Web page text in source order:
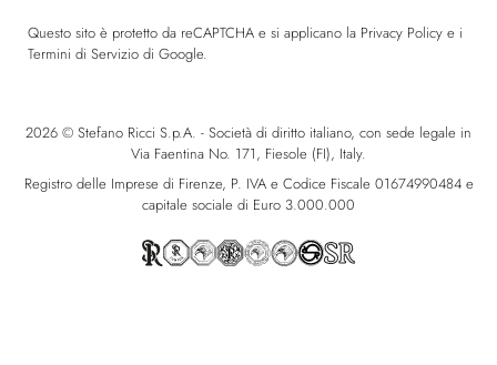
Questo sito è protetto da reCAPTCHA e si applicano la Privacy Policy e i
Termini di Servizio di Google.
2026 © Stefano Ricci S.p.A. - Società di diritto italiano, con sede legale in
Via Faentina No. 171, Fiesole (FI), Italy.
Registro delle Imprese di Firenze, P. IVA e Codice Fiscale 01674990484 e
capitale sociale di Euro 3.000.000